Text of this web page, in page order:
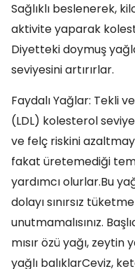
Sağlıklı beslenerek,
aktivite yaparak
Diyetteki doymuş
seviyesini artırırlar.
Faydalı Yağlar: Tekli
(LDL) kolesterol
ve felç riskini
fakat üretemediği
yardımcı olurlar.Bu
dolayı sınırsız
unutmamalısınız.
mısır özü yağı,
yağlı balıklarCeviz,